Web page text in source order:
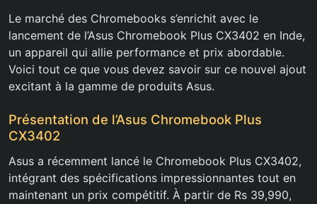
Le marché des Chromebooks s’enrichit avec le
lancement de l’Asus Chromebook Plus CX3402 en Inde,
un appareil qui allie performance et prix abordable.
Voici tout ce que vous devez savoir sur ce nouvel ajout
excitant à la gamme de produits Asus.
Présentation de l’Asus Chromebook Plus
CX3402
Asus a récemment lancé le Chromebook Plus CX3402,
intégrant des spécifications impressionnantes tout en
maintenant un prix compétitif. À partir de Rs 39,990,